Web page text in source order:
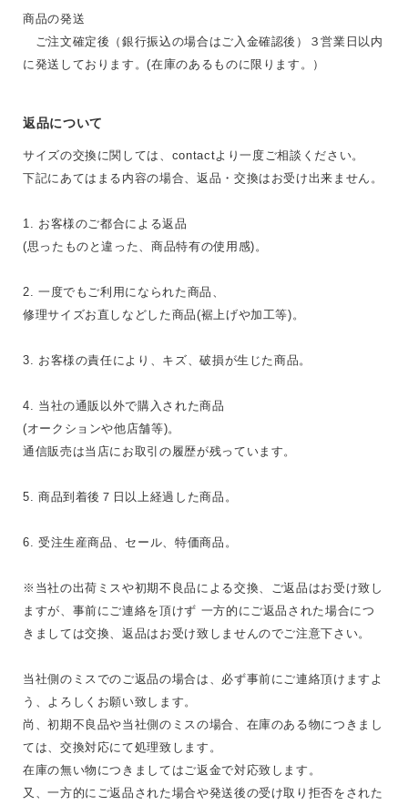
商品の発送
ご注文確定後（銀行振込の場合はご入金確認後）３営業日以内
に発送しております。(在庫のあるものに限ります。）
返品について
サイズの交換に関しては、contactより一度ご相談ください。
下記にあてはまる内容の場合、返品・交換はお受け出来ません。
1. お客様のご都合による返品
(思ったものと違った、商品特有の使用感)。
2. 一度でもご利用になられた商品、
修理サイズお直しなどした商品(裾上げや加工等)。
3. お客様の責任により、キズ、破損が生じた商品。
4. 当社の通販以外で購入された商品
(オークションや他店舗等)。
通信販売は当店にお取引の履歴が残っています。
5. 商品到着後７日以上経過した商品。
6. 受注生産商品、セール、特価商品。
※当社の出荷ミスや初期不良品による交換、ご返品はお受け致し
ますが、事前にご連絡を頂けず 一方的にご返品された場合につ
きましては交換、返品はお受け致しませんのでご注意下さい。
当社側のミスでのご返品の場合は、必ず事前にご連絡頂けますよ
う、よろしくお願い致します。
尚、初期不良品や当社側のミスの場合、在庫のある物につきまし
ては、交換対応にて処理致します。
在庫の無い物につきましてはご返金で対応致します。
又、一方的にご返品された場合や発送後の受け取り拒否をされた